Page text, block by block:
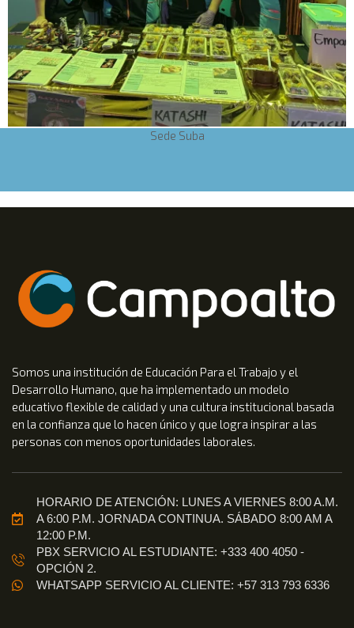
Sede Suba
Somos una institución de Educación Para el Trabajo y el
Desarrollo Humano, que ha implementado un modelo
educativo flexible de calidad y una cultura institucional basada
en la confianza que lo hacen único y que logra inspirar a las
personas con menos oportunidades laborales.
HORARIO DE ATENCIÓN: LUNES A VIERNES 8:00 A.M.
A 6:00 P.M. JORNADA CONTINUA. SÁBADO 8:00 AM A
12:00 P.M.
PBX SERVICIO AL ESTUDIANTE: +333 400 4050 -
OPCIÓN 2.
WHATSAPP SERVICIO AL CLIENTE: +57 313 793 6336